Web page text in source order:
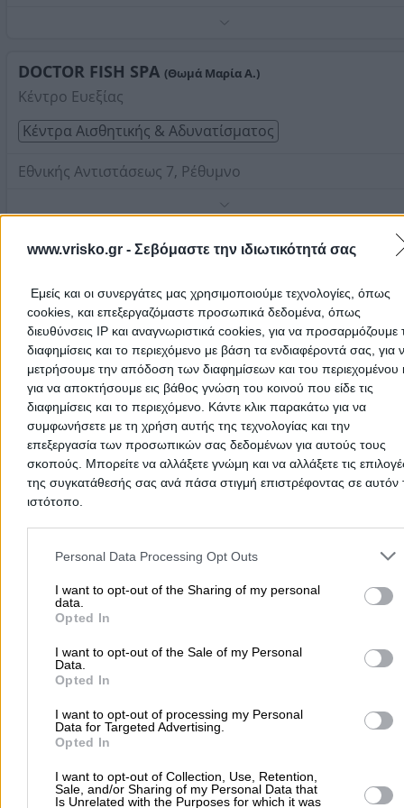
www.vrisko.gr - Σεβόμαστε την ιδιωτικότητά σας
Εμείς και οι συνεργάτες μας χρησιμοποιούμε τεχνολογίες, όπως
cookies, και επεξεργαζόμαστε προσωπικά δεδομένα, όπως
διευθύνσεις IP και αναγνωριστικά cookies, για να προσαρμόζουμε
διαφημίσεις και το περιεχόμενο με βάση τα ενδιαφέροντά σας, για
μετρήσουμε την απόδοση των διαφημίσεων και του περιεχομένου
για να αποκτήσουμε εις βάθος γνώση του κοινού που είδε τις
διαφημίσεις και το περιεχόμενο. Κάντε κλικ παρακάτω για να
συμφωνήσετε με τη χρήση αυτής της τεχνολογίας και την
επεξεργασία των προσωπικών σας δεδομένων για αυτούς τους
σκοπούς. Μπορείτε να αλλάξετε γνώμη και να αλλάξετε τις
της συγκατάθεσής σας ανά πάσα στιγμή επιστρέφοντας σε αυτόν
ιστότοπο.
Please note that this website/app uses one or more Google
and may gather and store information including but not limited to
to Google and its third-party tags to use your data for below
purposes in below Google consent section.
Personal Data Processing Opt Outs
I want to opt-out of the Sharing of my personal
data.
Opted In
I want to opt-out of the Sale of my Personal
Data.
Opted In
I want to opt-out of processing my Personal
Data for Targeted Advertising.
Opted In
I want to opt-out of Collection, Use, Retention,
Sale, and/or Sharing of my Personal Data that
Is Unrelated with the Purposes for which it was
DOCTOR FISH SPA (Θωμά Μαρία Α.)
Κέντρο Ευεξίας
Κέντρα Αισθητικής & Αδυνατίσματος
Εθνικής Αντιστάσεως 7, Ρέθυμνο
PISCINES IDEALES
Επαγγελματικών και Ιδιωτικών Πισίνων - Spa
Κατασκευή Πισίνας
Ακαδημίας Vivi 5, Ρέθυμνο
Τηλέφωνο:2831026232
Στοιχεία αναζήτησης: Spa , Ρέθυμνο
METAMORFOSIS DAY SPA - ΚΩΝΣΤΑΝΤΟΠΟΥΛΟΥ Π ΚΑΙ
Κέντρο Αισθητικής
Κέντρα Αισθητικής & Αδυνατίσματος
Βενιζέλου Ελευθερίου 83, Ρέθυμνο
Τηλέφωνο: 2831050415
Στοιχεία αναζήτησης:
CRETAN OLIVE OIL SPA
Καλλυντικά
Εθνικής Αντιστάσεως 61, Ρέθυμνο
Τηλέφωνο:2831051699
Στοιχεία αναζήτησης: Spa , Ρέθυμνο
RIMONDI GRAND HOTEL AND SPA